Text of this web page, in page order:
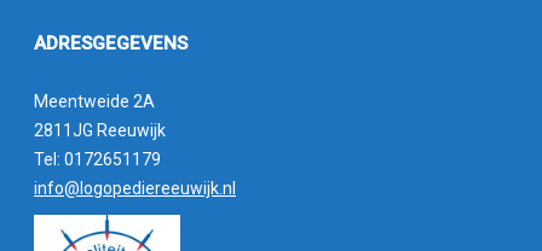
ADRESGEGEVENS
Meentweide 2A
2811JG Reeuwijk
Tel: 0172651179
info@logopediereeuwijk.nl